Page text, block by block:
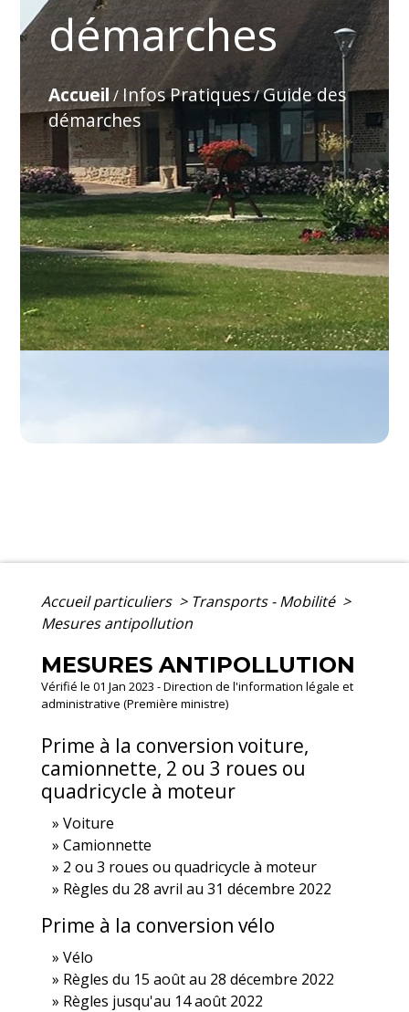
démarches
Accueil / Infos Pratiques/Guide des
démarches
Accueil particuliers > Transports - Mobilité >
Mesures antipollution
MESURES ANTIPOLLUTION
Vérifié le 01 Jan 2023 - Direction de l'information légale et
administrative (Première ministre)
Prime à la conversion voiture,
camionnette, 2 ou 3 roues ou
quadricycle à moteur
Voiture
Camionnette
2 ou 3 roues ou quadricycle à moteur
Règles du 28 avril au 31 décembre 2022
Prime à la conversion vélo
Vélo
Règles du 15 août au 28 décembre 2022
Règles jusqu'au 14 août 2022